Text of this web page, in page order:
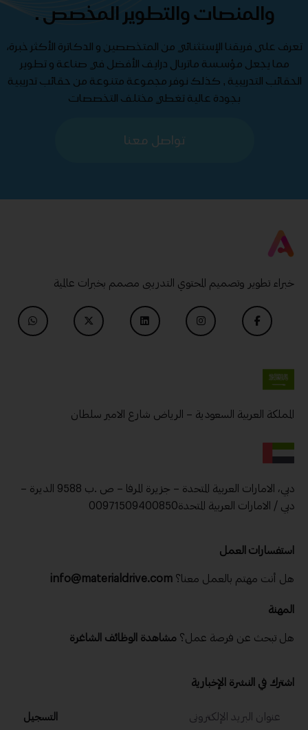
والمنصات والتطوير المخصص .
تعرف على فريقنا الإستثنائي من المتخصصين و الدكاترة الأكثر خبرة،
مما يجعل مؤسسة ماتريال درايف الأفضل في صناعة و تطوير
الحقائب التدريبية , كذلك نوفر مجموعة متنوعة من حقائب تدريبية
بجودة عالية تغطي مختلف التخصصات
تواصل معنا
خبراء تطوير وتصميم المحتوي التدريبى مصمم بخبرات عالمية
المملكة العربية السعودية – الرياض شارع الامير سلطان
دبي، الامارات العربية المتحدة – جزيرة المرفا – ص .ب 9588 الديرة –
دبي / الامارات العربية المتحدة00971509400850
استفسارات العمل
هل أنت مهتم بالعمل معنا؟ info@materialdrive.com
المهنة
هل تبحث عن فرصة عمل؟ مشاهدة الوظائف الشاغرة
اشترك في النشرة الإخبارية
التسجيل